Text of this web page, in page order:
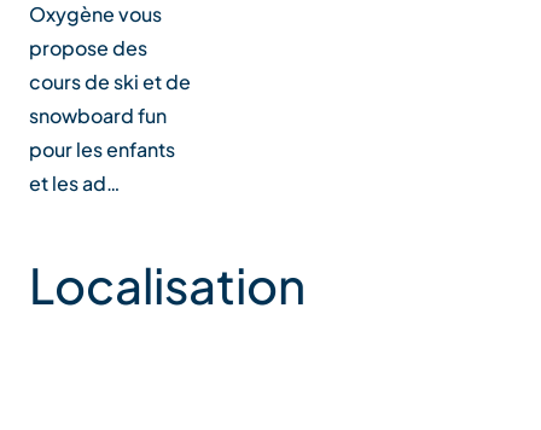
Oxygène vous
propose des
cours de ski et de
snowboard fun
pour les enfants
et les ad…
Localisation